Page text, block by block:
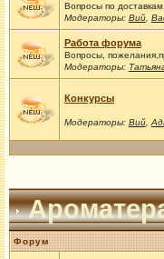
Вопросы по
Модераторы: Вий,
Работа форума
Вопросы,
Модераторы:
Конкурсы
Модераторы: Вий,
Форум